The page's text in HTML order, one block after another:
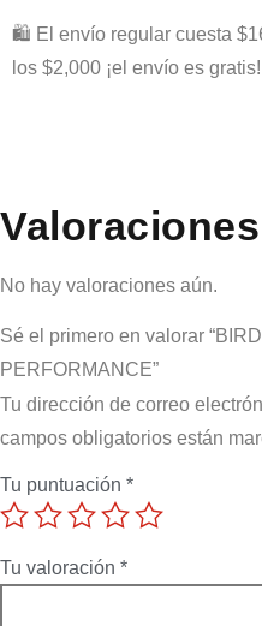
🛍️ El envío regular cuesta
los $2,000 ¡el envío es
Valoraciones
No hay valoraciones aún.
Sé el primero en valorar
PERFORMANCE”
Tu dirección de correo
campos obligatorios están
Tu puntuación *
Tu valoración *